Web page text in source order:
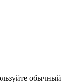
обычный